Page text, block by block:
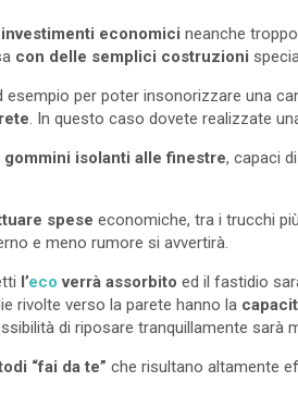
investimenti economici neanche
con delle semplici costruzioni
esempio per poter insonorizzare una
. In questo caso dovete realizzate
gommini isolanti alle finestre, capaci
spese economiche, tra i trucchi
e meno rumore si avvertirà.
l’eco verrà assorbito ed il fastidio
rivolte verso la parete hanno la
di riposare tranquillamente sarà
“fai da te” che risultano altamente